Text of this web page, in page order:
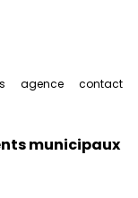
agence contact
municipaux